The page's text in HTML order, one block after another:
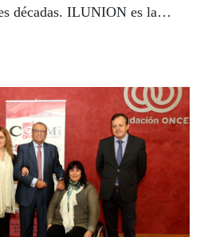
décadas. ILUNION es la